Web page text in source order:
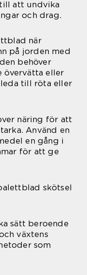
att undvika
och drag.
när
på jorden med
behöver
övervätta eller
till röta eller
näring för att
Använd en
en gång i
för att ge
skötsel
sätt beroende
växtens
som